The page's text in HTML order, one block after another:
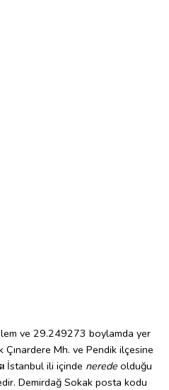
ve 29.249273 boylamda yer
Mh. ve Pendik ilçesine
İstanbul ili içinde nerede olduğu
Demirdağ Sokak posta kodu